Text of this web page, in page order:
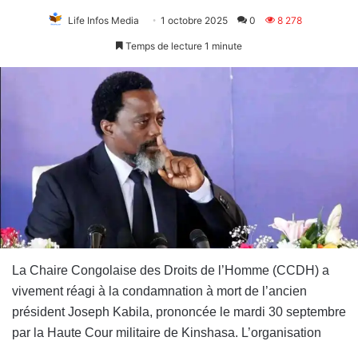
Life Infos Media 1 octobre 2025 0 8 278
Temps de lecture 1 minute
La Chaire Congolaise des Droits de l’Homme (CCDH) a
vivement réagi à la condamnation à mort de l’ancien
président Joseph Kabila, prononcée le mardi 30 septembre
par la Haute Cour militaire de Kinshasa. L’organisation